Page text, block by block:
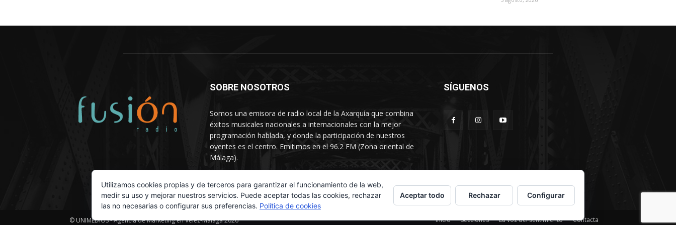
SOBRE NOSOTROS
Somos una emisora de radio local de la Axarquía que combina
éxitos musicales nacionales a internacionales con la mejor
programación hablada, y donde la participación de nuestros
oyentes es el centro. Emitimos en el 96.2 FM (Zona oriental de
Málaga).
SÍGUENOS
© UNIMEDIOS - Agencia de Marketing en Vélez-Málaga 2026 Inicio Secciones La voz del sentimiento Contacta
Utilizamos cookies propias y de terceros para garantizar el funcionamiento de la web,
medir su uso y mejorar nuestros servicios. Puede aceptar todas las cookies, rechazar
las no necesarias o configurar sus preferencias. Política de cookies
Aceptar todo Rechazar Configurar